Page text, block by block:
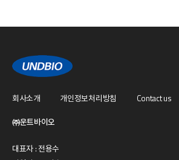
회사소개 개인정보처리방침
Contact us
㈜운트바이오
대표자 : 전용수